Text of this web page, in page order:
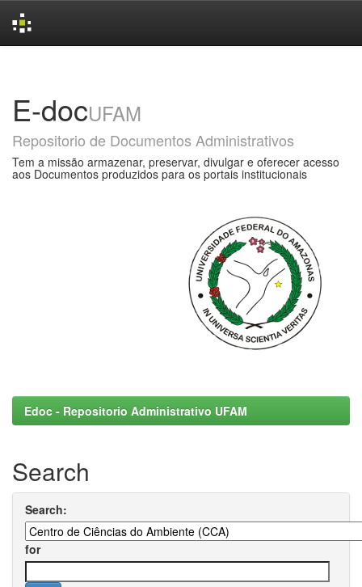
E-docUFAM
Repositorio de Documentos Administrativos
Tem a missão armazenar, preservar, divulgar e oferecer acesso
aos Documentos produzidos para os portais institucionais
Edoc - Repositorio Administrativo UFAM
Search
Search:
for